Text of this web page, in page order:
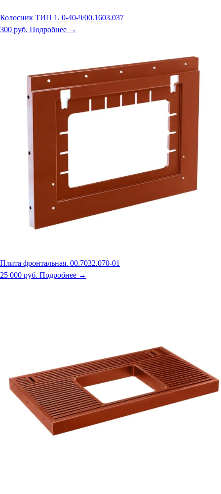
Колосник ТИП 1. 0-40-9/00.1603.037
300 руб. Подробнее →
Плита фронтальная. 00.7032.070-01
25 000 руб. Подробнее →